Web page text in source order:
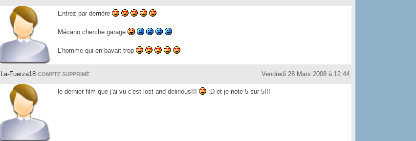
Entrez par derrière
Mécano cherche garage
L'homme qui en bavait trop
La-Fuerza18 COMPTE SUPPRIMÉ Vendredi 28 Mars 2008 à 12:44
le dernier film que j'ai vu c'est lost and delirious!!! :D et je note 5 sur 5!!!